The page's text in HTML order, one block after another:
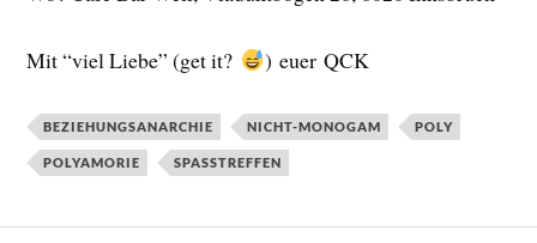
Mit “viel Liebe” (get it? ) euer QCK
BEZIEHUNGSANARCHIE NICHT-MONOGAM POLY
POLYAMORIE SPASSTREFFEN